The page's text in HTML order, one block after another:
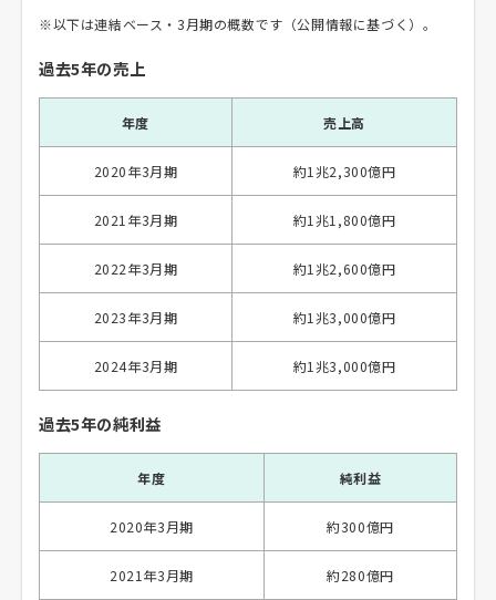
※以下は連結ベース・3月期の概数です（公開情報に基づく）。
過去5年の売上
年度 売上高
2020年3月期 約1兆2,300億円
2021年3月期 約1兆1,800億円
2022年3月期 約1兆2,600億円
2023年3月期 約1兆3,000億円
2024年3月期 約1兆3,000億円
過去5年の純利益
年度 純利益
2020年3月期 約300億円
2021年3月期 約280億円